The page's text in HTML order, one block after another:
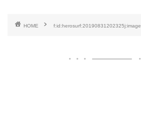
HOME f:id:herosurf:20190831202325j:image